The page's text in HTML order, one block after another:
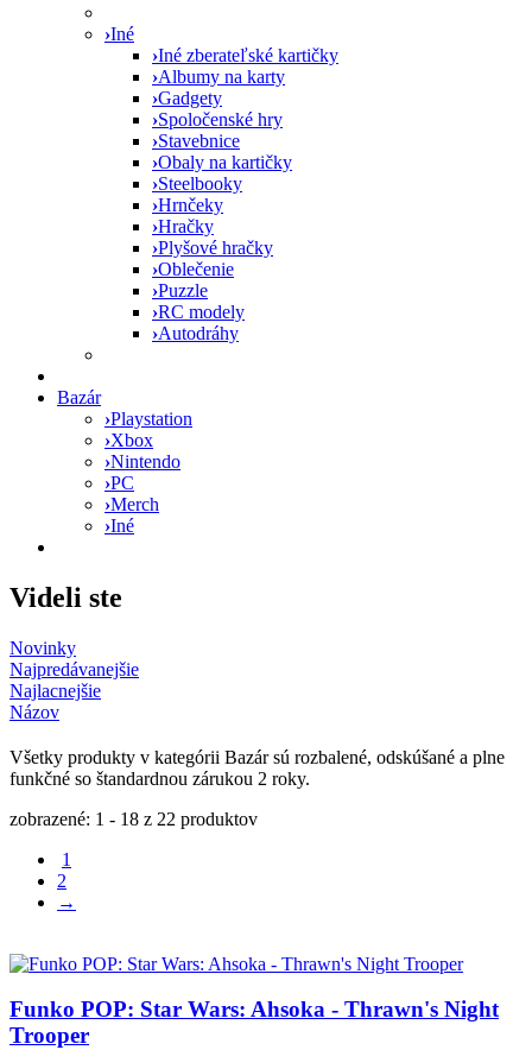
›Iné
›Iné zberateľské kartičky
›Albumy na karty
›Gadgety
›Spoločenské hry
›Stavebnice
›Obaly na kartičky
›Steelbooky
›Hrnčeky
›Hračky
›Plyšové hračky
›Oblečenie
›Puzzle
›RC modely
›Autodráhy
Bazár
›Playstation
›Xbox
›Nintendo
›PC
›Merch
›Iné
Videli ste
Novinky
Najpredávanejšie
Najlacnejšie
Názov
Všetky produkty v kategórii Bazár sú rozbalené, odskúšané a plne
funkčné so štandardnou zárukou 2 roky.
zobrazené: 1 - 18 z 22 produktov
1
2
→
Funko POP: Star Wars: Ahsoka - Thrawn's Night
Trooper